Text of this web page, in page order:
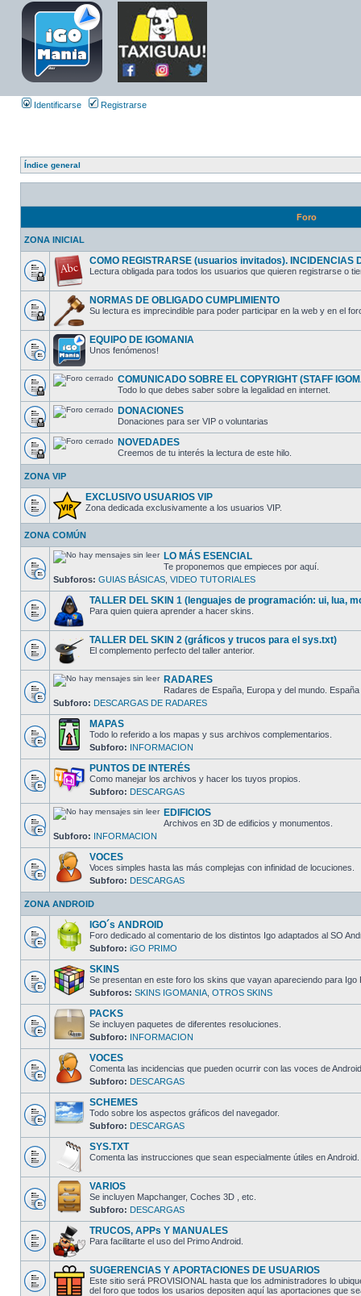
Identificarse Registrarse
Índice general
Foro
ZONA INICIAL
COMO REGISTRARSE (usuarios invitados).
Lectura obligada para todos los usuarios que quieren registrarse o
NORMAS DE OBLIGADO CUMPLIMIENTO
Su lectura es imprecindible para poder participar en la web y en el
EQUIPO DE IGOMANIA
Unos fenómenos!
COMUNICADO SOBRE EL COPYRIGHT (STAFF
Todo lo que debes saber sobre la legalidad en internet.
DONACIONES
Donaciones para ser VIP o voluntarias
NOVEDADES
Creemos de tu interés la lectura de este hilo.
ZONA VIP
EXCLUSIVO USUARIOS VIP
Zona dedicada exclusivamente a los usuarios VIP.
ZONA COMÚN
LO MÁS ESENCIAL
Te proponemos que empieces por aquí.
Subforos: GUIAS BÁSICAS VIDEO TUTORIALES
TALLER DEL SKIN 1 (lenguajes de programación: ui, lua,
Para quien quiera aprender a hacer skins.
TALLER DEL SKIN 2 (gráficos y trucos para el sys.txt)
El complemento perfecto del taller anterior.
RADARES
Radares de España, Europa y del mundo.
Subforo: DESCARGAS DE RADARES
MAPAS
Todo lo referido a los mapas y sus archivos complementarios.
Subforo: INFORMACION
PUNTOS DE INTERÉS
Como manejar los archivos y hacer los tuyos propios.
Subforo: DESCARGAS
EDIFICIOS
Archivos en 3D de edificios y monumentos.
Subforo: INFORMACION
VOCES
Voces simples hasta las más complejas con infinidad de locuciones.
Subforo: DESCARGAS
ZONA ANDROID
IGO´s ANDROID
Foro dedicado al comentario de los distintos Igo adaptados al SO
Subforo: iGO PRIMO
SKINS
Se presentan en este foro los skins que vayan apareciendo para Igo
Subforos: SKINS IGOMANIA OTROS SKINS
PACKS
Se incluyen paquetes de diferentes resoluciones.
Subforo: INFORMACION
VOCES
Comenta las incidencias que pueden ocurrir con las voces de
Subforo: DESCARGAS
SCHEMES
Todo sobre los aspectos gráficos del navegador.
Subforo: DESCARGAS
SYS.TXT
Comenta las instrucciones que sean especialmente útiles en Android.
VARIOS
Se incluyen Mapchanger, Coches 3D , etc.
Subforo: DESCARGAS
TRUCOS, APPs Y MANUALES
Para facilitarte el uso del Primo Android.
SUGERENCIAS Y APORTACIONES DE USUARIOS
Este sitio será PROVISIONAL hasta que los administradores lo
del foro que todos los usarios depositen aquí las aportaciones que